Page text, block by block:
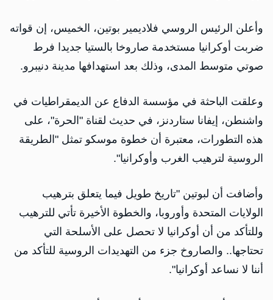
وأعلن الرئيس الروسي فلاديمير بوتين، الخميس، إن قواته
ضربت أوكرانيا مستخدمة صاروخا بالستيا جديدا فرط
صوتي متوسط المدى، وذلك بعد استهدافها مدينة دنيبرو.
وعلقت الباحثة في مؤسسة الدفاع عن الديمقراطيات في
واشنطن، إيفانا ستاردنز، في حديث لقناة "الحرة"، على
هذه التطورات، معتبرة أن خطوة موسكو تمثل "الطريقة
الروسية لترهيب الغرب وأوكرانيا".
وأضافت أن لبوتين "تاريخ طويل فيما يتعلق بترهيب
الولايات المتحدة وأوروبا، والخطوة الأخيرة تأتي للترهيب
وللتأكد من أن أوكرانيا لا تحصل على الأسلحة التي
تحتاجها.. والصاروخ جزء من التهديدات الروسية للتأكد من
أننا لا نساعد أوكرانيا".